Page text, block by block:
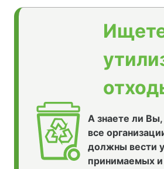
А знаете ли Вы,
все
должны вести
принимаемых и